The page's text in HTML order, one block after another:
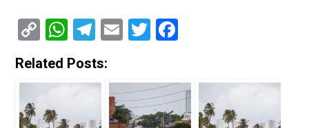
Copy
Link
WhatsApp
Telegram
EmailTwitter
Related Posts: